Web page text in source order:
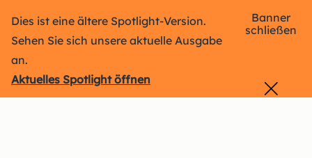
Dies ist eine ältere Spotlight-Version.
Sehen Sie sich unsere aktuelle Ausgabe
an.
Aktuelles Spotlight öffnen
Banner
schließen